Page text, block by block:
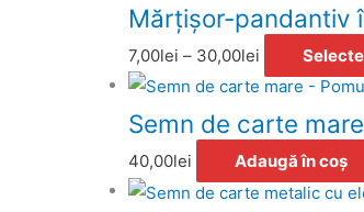
Mărţişor-pandantiv
7,00lei – 30,00lei
Semn de carte
40,00lei Adaugă în coș